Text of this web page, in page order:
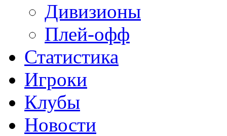
Дивизионы
Плей-офф
Статистика
Игроки
Клубы
Новости